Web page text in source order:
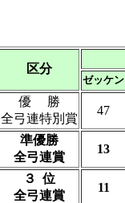
区分
ゼッケン
優 勝
全弓連特別賞
47
準優勝
全弓連賞
13
３ 位
全弓連賞
11